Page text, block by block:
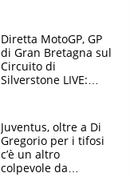
Diretta MotoGP, GP
di Gran Bretagna sul
Circuito di
Silverstone LIVE:
Martin
Juventus, oltre a Di
Gregorio per i tifosi
c’è un altro
colpevole da